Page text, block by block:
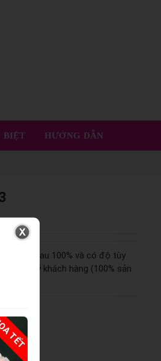
BIỆT HƯỚNG DẪN
giống nhau 100% và có độ tùy
cho quý khách hàng (100% sản
TẾT